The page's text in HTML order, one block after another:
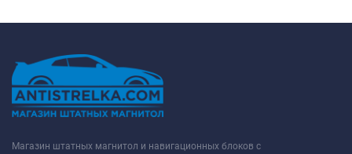
Магазин штатных магнитол и навигационных блоков с